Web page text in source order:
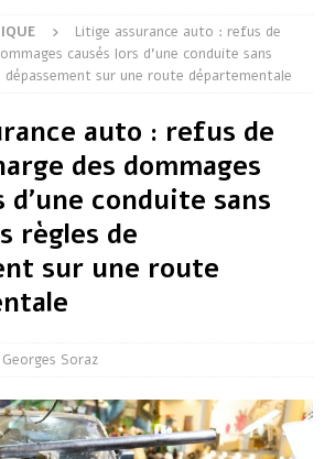
Litige assurance auto : refus de
causés lors d’une conduite sans
dépassement sur une route départementale
auto : refus de
des dommages
d’une conduite sans
règles de
sur une route
Georges Soraz